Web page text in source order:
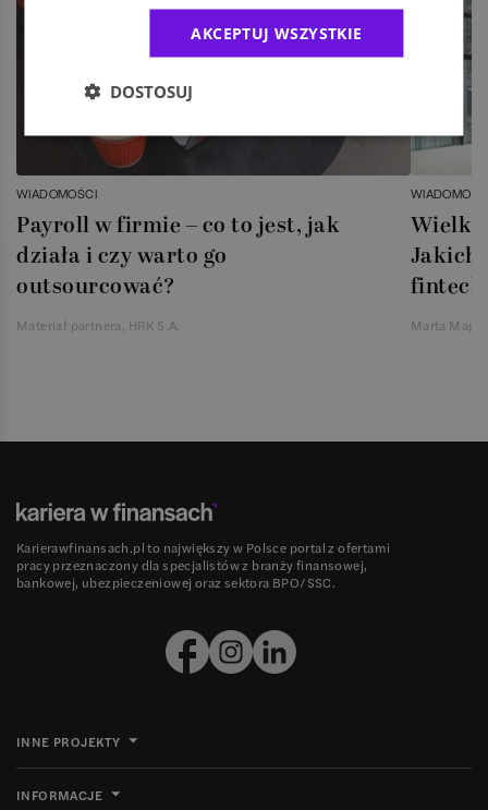
WIADOMOŚCI
Payroll w firmie – co to jest, jak
działa i czy warto go
outsourcować?
Materiał partnera, HRK S.A.
Jakich
Marta
Karierawfinansach.pl to największy w Polsce portal z ofertami
pracy przeznaczony dla specjalistów z branży finansowej,
bankowej, ubezpieczeniowej oraz sektora BPO/SSC.
INNE PROJEKTY
INFORMACJE
AKCEPTUJ WSZYSTKIE
DOSTOSUJ